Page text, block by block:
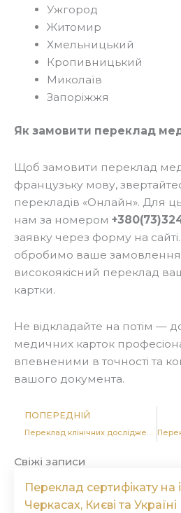
Ужгород
Житомир
Хмельницький
Кропивницький
Миколаїв
Запоріжжя
Як замовити переклад
Щоб замовити переклад
французьку мову,
перекладів «Онлайн». Для
нам за номером
заявку через форму на
обробимо ваше замовлення
високоякісний переклад
картки.
Не відкладайте на потім —
медичних карток
впевненими в точності та
вашого документа.
Попер
ПОПЕРЕДНІЙ
Переклад клінічних досліджень на французьку в Черкасах, Києві та Україні
Свіжі записи
Переклад сертифікату на
Черкасах, Києві та Україні